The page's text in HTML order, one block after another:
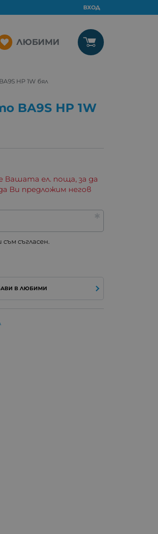
ВХОД
ЛЮБИМИ
HP 1W бял
BA9S HP 1W
Вашата ел. поща, за да
Ви предложим негов
съм съгласен.
В ЛЮБИМИ